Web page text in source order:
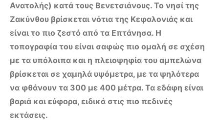
Ανατολής) κατά τους Βενετσιάνους. Το νησί της
Ζακύνθου βρίσκεται νότια της Κεφαλονιάς και
είναι το πιο ζεστό από τα Επτάνησα. Η
τοπογραφία του είναι σαφώς πιο ομαλή σε σχέση
με τα υπόλοιπα και η πλειοψηφία του αμπελώνα
βρίσκεται σε χαμηλά υψόμετρα, με τα ψηλότερα
να φθάνουν τα 300 με 400 μέτρα. Τα εδάφη είναι
βαριά και εύφορα, ειδικά στις πιο πεδινές
εκτάσεις.